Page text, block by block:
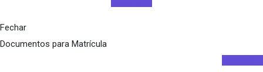
Fechar
Documentos para Matrícula